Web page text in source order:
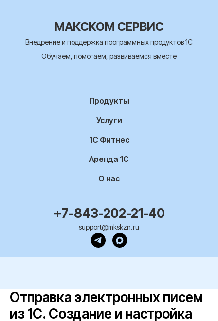
МАКСКОМ СЕРВИС
Внедрение и поддержка программных продуктов 1С
Обучаем, помогаем, развиваемся вместе
Продукты
Услуги
1С Фитнес
Аренда 1С
О нас
+7-843-202-21-40
support@mkskzn.ru
Отправка электронных писем
из 1С. Создание и настройка